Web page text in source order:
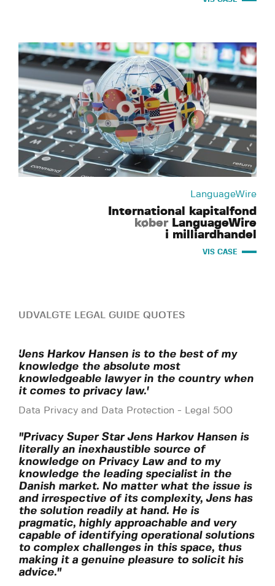
LanguageWire
International kapitalfond
køberLanguageWire
i milliardhandel
VIS CASE
UDVALGTE LEGAL GUIDE QUOTES
'Jens Harkov Hansen is to the best of my
knowledge the absolute most
knowledgeable lawyer in the country when
it comes to privacy law.'
Data Privacy and Data Protection - Legal 500
"Privacy Super Star Jens Harkov Hansen is
literally an inexhaustible source of
knowledge on Privacy Law and to my
knowledge the leading specialist in the
Danish market. No matter what the issue is
and irrespective of its complexity, Jens has
the solution readily at hand. He is
pragmatic, highly approachable and very
capable of identifying operational solutions
to complex challenges in this space, thus
making it a genuine pleasure to solicit his
advice."